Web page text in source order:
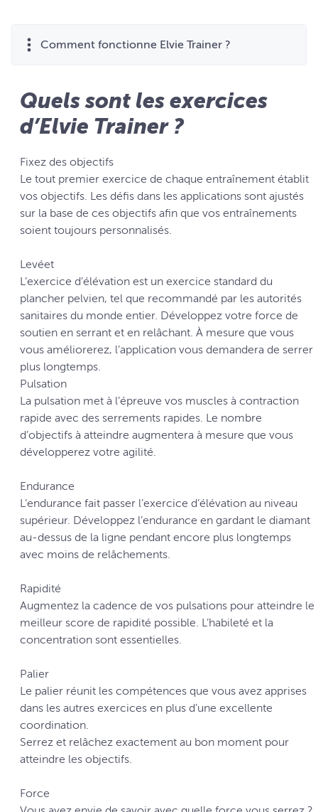
Comment fonctionne Elvie Trainer ?
Quels sont les exercices
d’Elvie Trainer ?
Fixez des objectifs
Le tout premier exercice de chaque entraînement établit
vos objectifs. Les défis dans les applications sont ajustés
sur la base de ces objectifs afin que vos entraînements
soient toujours personnalisés.
Levéet
L’exercice d’élévation est un exercice standard du
plancher pelvien, tel que recommandé par les autorités
sanitaires du monde entier. Développez votre force de
soutien en serrant et en relâchant. À mesure que vous
vous améliorerez, l’application vous demandera de serrer
plus longtemps.
Pulsation
La pulsation met à l’épreuve vos muscles à contraction
rapide avec des serrements rapides. Le nombre
d’objectifs à atteindre augmentera à mesure que vous
développerez votre agilité.
Endurance
L’endurance fait passer l’exercice d’élévation au niveau
supérieur. Développez l’endurance en gardant le diamant
au-dessus de la ligne pendant encore plus longtemps
avec moins de relâchements.
Rapidité
Augmentez la cadence de vos pulsations pour atteindre le
meilleur score de rapidité possible. L’habileté et la
concentration sont essentielles.
Palier
Le palier réunit les compétences que vous avez apprises
dans les autres exercices en plus d’une excellente
coordination.
Serrez et relâchez exactement au bon moment pour
atteindre les objectifs.
Force